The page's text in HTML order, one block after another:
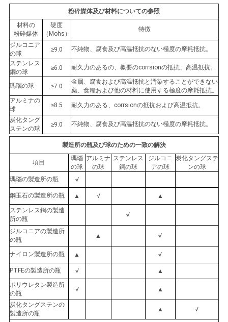
粉砕媒体及び材料についての参照
材料の
粉砕媒体
硬度
（Mohs）
特徴
ジルコニア
の球
≥9.0
不純物、腐食及び高温抵抗のない極度の摩耗抵抗。
ステンレス
鋼の球
≥6.0 耐久力のあるの、概要のcorrsionの抵抗、高温抵抗。
瑪瑙の球 ≥7.0
金属、腐食および高温抵抗と汚染することができない
薬、食糧および他の材料に使用する極度の摩耗抵抗。
アルミナの
球
≥8.5 耐久力のある、corrsionの抵抗および高温抵抗。
炭化タング
ステンの球
≥9.0 不純物、腐食及び高温抵抗のない極度の摩耗抵抗。
製造所の瓶及び球のための一致の解決
項目
瑪瑙
の球
アルミナ
の球
ステンレス
鋼の球
ジルコニ
アの球
炭化タングステ
ンの球
瑪瑙の製造所の瓶
√
鋼玉石の製造所の瓶 ▲ √
▲
ステンレス鋼の製造
所の瓶
√
ジルコニアの製造所
の瓶
▲ √
ナイロン製造所の瓶 ▲ √
PTFEの製造所の瓶 √
▲
ポリウレタン製造所
の瓶
√ ▲
炭化タングステンの
製造所の瓶
▲ √